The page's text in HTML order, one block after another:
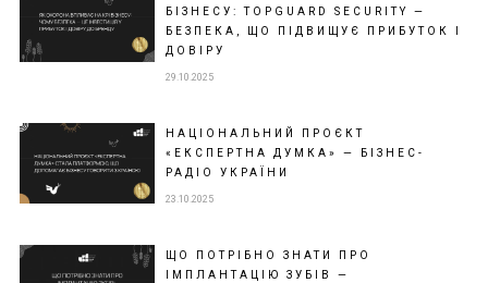
БІЗНЕСУ: TOPGUARD SECURITY —
БЕЗПЕКА, ЩО ПІДВИЩУЄ ПРИБУТОК І
ДОВІРУ
29.10.2025
НАЦІОНАЛЬНИЙ ПРОЄКТ
«ЕКСПЕРТНА ДУМКА» — БІЗНЕС-
РАДІО УКРАЇНИ
23.10.2025
ЩО ПОТРІБНО ЗНАТИ ПРО
ІМПЛАНТАЦІЮ ЗУБІВ —